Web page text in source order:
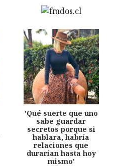
'Qué suerte que uno
sabe guardar
secretos porque si
hablara, habría
relaciones que
durarían hasta hoy
mismo'